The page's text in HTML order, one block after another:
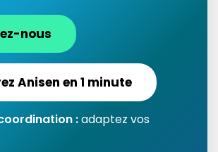
nous
Anisen en 1 minute
:adaptez vos